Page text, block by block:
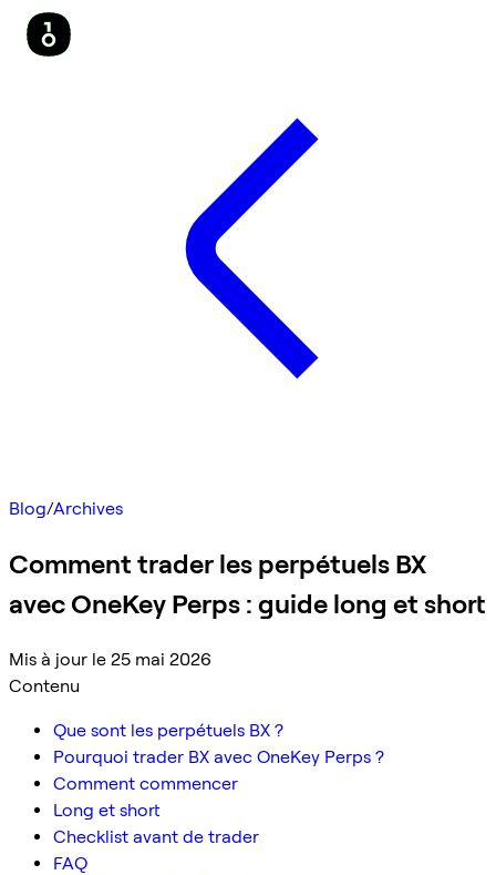
Blog/Archives
Comment trader les perpétuels BX
avec OneKey Perps : guide long et short
Mis à jour le 25 mai 2026
Contenu
Que sont les perpétuels BX ?
Pourquoi trader BX avec OneKey Perps ?
Comment commencer
Long et short
Checklist avant de trader
FAQ